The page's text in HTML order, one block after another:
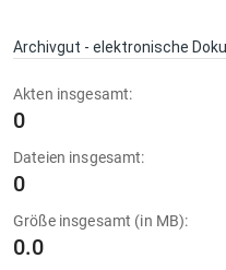
Archivgut - elektronische
Akten insgesamt:
0
Dateien insgesamt:
0
Größe insgesamt (in MB):
0.0